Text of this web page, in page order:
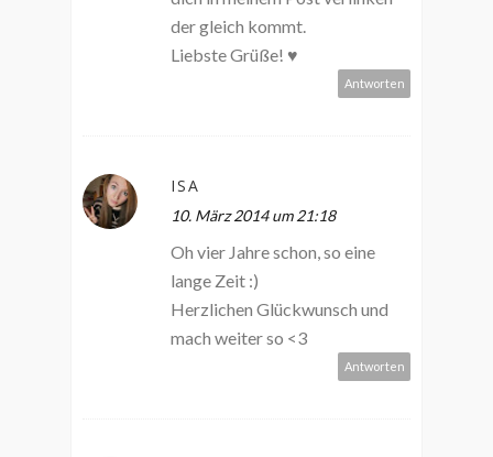
der gleich kommt.
Liebste Grüße! ♥
Antworten
ISA
10. März 2014 um 21:18
Oh vier Jahre schon, so eine
lange Zeit :)
Herzlichen Glückwunsch und
mach weiter so <3
Antworten